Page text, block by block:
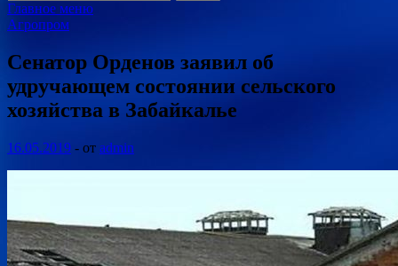
Главное меню
Агропром
Сенатор Орденов заявил об
удручающем состоянии сельского
хозяйства в Забайкалье
16.05.2019 - от admin